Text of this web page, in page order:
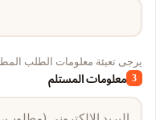
يرجى تعبئة معلومات الطلب
3 معلومات المستلم